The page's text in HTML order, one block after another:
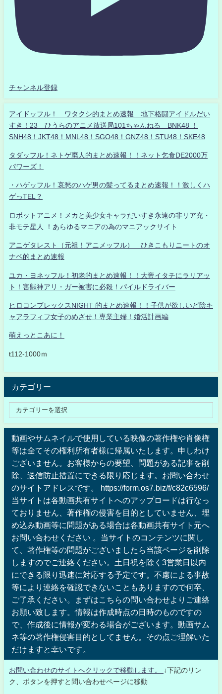
チャンネル登録
アイドッフル！ ワタクシ的まとめ速報 地下格闘アイドルだい
すき！23 ひうらのアニメ放送局101ちゃんねる BNK48 ！
SNH48！JKT48！MNL48！SGO48！GNZ48！STU48！SKE48
タダッフル！ネトゲ廃人的まとめ速報！！ネット乞食DE2000万
パワーズ！
・ハゲッフル！哀愁のハゲ男の髪ってるまとめ速報！！激しくハ
ゲっTEL？
ロボットアニメ！メカと美少女キャラだいすき永遠の非リア充・
非モテ星人 ！あらゆるマニアの為のマニアックサイト
アニゲタレスト（元祖！アニメッフル） ひきこもりニートのオ
ナベ的まとめ速報
ユカ・ヨネッフル！初老的まとめ速報！！大帝イタチにラリアッ
ト！害獣神アリ・ガー被害に必殺！パイルドライバー
ヒロコンプレックスNIGHT 的まとめ速報！！子供が欲しいど陰キ
ャアラフィフ女子のめざせ！専業主婦！婚活計画編
萌えっとこあに！
t112-1000ｍ
カテゴリー
動画やサムネイルで使用している映像の著作権や肖像権
等は全てその権利所有者様に帰属いたします。申しわけ
ございません。お客様からの要望、問題がある記事を削
除、送信防止措置にできる限り応じます。お問い合わせ
のサイトアドレスです。 https://form.os7.biz/f/c82c6596/
当サイトは各動画共有サイトへのアップロードは行なっ
ておりません、著作権の侵害を目的としていません、埋
め込み動画等に問題がある場合は各動画共有サイト元へ
お問い合わせください 。当サイトのコンテンツに関し
て、著作権等の問題がございましたら当該ページを削除
しますのでご連絡ください。土日祝を除く3営業日以内
にできる限り迅速に対応する予定です。不慮による事故
等により連絡を確認できないこともありますので何卒、
ご了承ください。まずはこちらの問い合わせよりご連絡
お願い致します。情報は作成時点の日時のものですの
で、作成後に情報が変わる場合がございます。動画サム
ネ等の著作権侵害目的としてません。その点ご理解いた
だけますと幸いです。
お問い合わせのサイトへクリックで移動します。
↓下記のリン
ク、ボタンを押すと問い合わせページに移動